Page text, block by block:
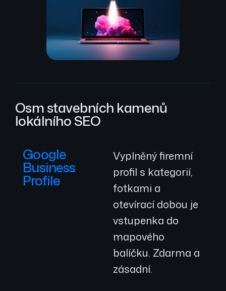
Osm stavebních kamenů
lokálního SEO
Google
Business
Profile
Vyplněný firemní
profil s kategorií,
fotkami a
otevírací dobou je
vstupenka do
mapového
balíčku. Zdarma a
zásadní.